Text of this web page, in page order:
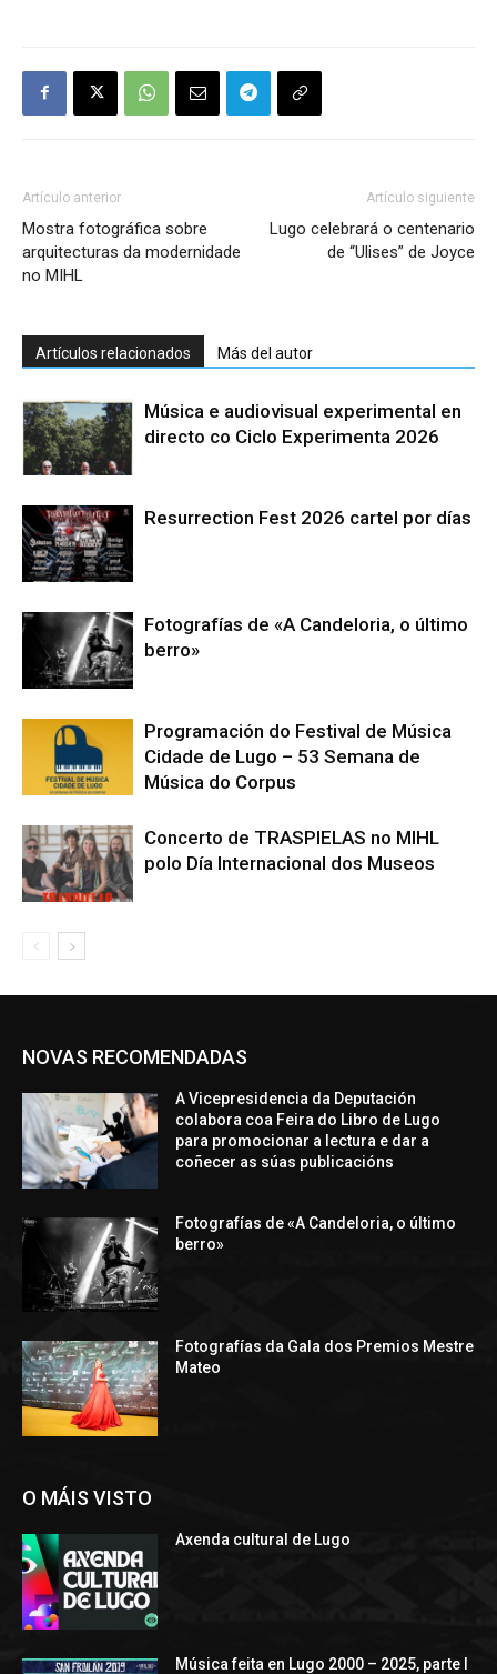
Artículo anterior
Mostra fotográfica sobre
arquitecturas da modernidade
no MIHL
Artículo siguiente
Lugo celebrará o centenario
de “Ulises” de Joyce
Artículos relacionados Más del autor
Música e audiovisual experimental en
directo co Ciclo Experimenta 2026
Resurrection Fest 2026 cartel por días
Fotografías de «A Candeloria, o último
berro»
Programación do Festival de Música
Cidade de Lugo – 53 Semana de
Música do Corpus
Concerto de TRASPIELAS no MIHL
polo Día Internacional dos Museos
NOVAS RECOMENDADAS
A Vicepresidencia da Deputación
colabora coa Feira do Libro de Lugo
para promocionar a lectura e dar a
coñecer as súas publicacións
Fotografías de «A Candeloria, o último
berro»
Fotografías da Gala dos Premios Mestre
Mateo
O MÁIS VISTO
Axenda cultural de Lugo
Música feita en Lugo 2000 – 2025, parte I